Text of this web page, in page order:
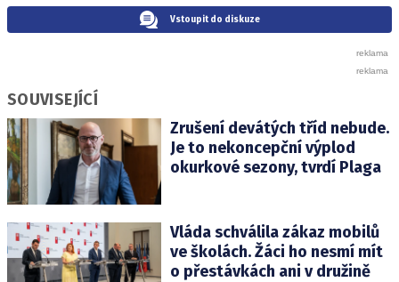
Vstoupit do diskuze
SOUVISEJÍCÍ
Zrušení devátých tříd nebude.
Je to nekoncepční výplod
okurkové sezony, tvrdí Plaga
Vláda schválila zákaz mobilů
ve školách. Žáci ho nesmí mít
o přestávkách ani v družině